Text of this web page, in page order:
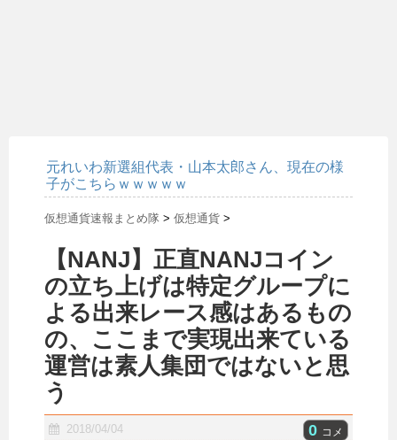
元れいわ新選組代表・山本太郎さん、現在の様
子がこちらｗｗｗｗｗ
仮想通貨速報まとめ隊 > 仮想通貨 >
【NANJ】正直NANJコイン
の立ち上げは特定グループに
よる出来レース感はあるもの
の、ここまで実現出来ている
運営は素人集団ではないと思
う
2018/04/04 0 コメ